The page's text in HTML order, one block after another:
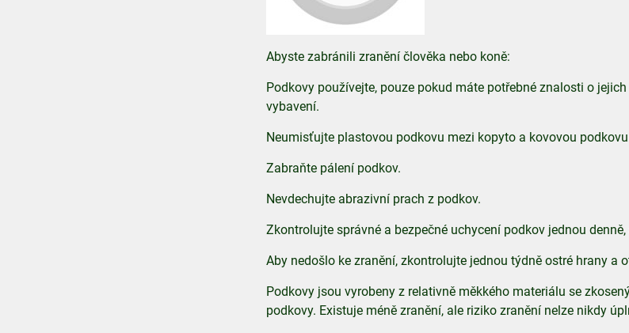
Abyste zabránili zranění člověka nebo koně:
Podkovy používejte, pouze pokud máte potřebné znalosti o
vybavení.
Neumisťujte plastovou podkovu mezi kopyto a kovovou
Zabraňte pálení podkov.
Nevdechujte abrazivní prach z podkov.
Zkontrolujte správné a bezpečné uchycení podkov jednou
Aby nedošlo ke zranění, zkontrolujte jednou týdně ostré hrany a
Podkovy jsou vyrobeny z relativně měkkého materiálu se
podkovy. Existuje méně zranění, ale riziko zranění nelze nikdy